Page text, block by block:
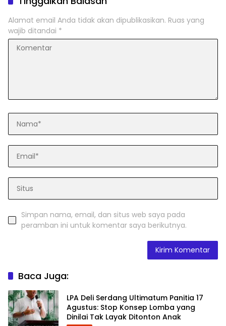
Alamat email Anda tidak akan dipublikasikan. Ruas yang
wajib ditandai *
Simpan nama, email, dan situs web saya pada
peramban ini untuk komentar saya berikutnya.
Baca Juga:
LPA Deli Serdang Ultimatum Panitia 17
Agustus: Stop Konsep Lomba yang
Dinilai Tak Layak Ditonton Anak